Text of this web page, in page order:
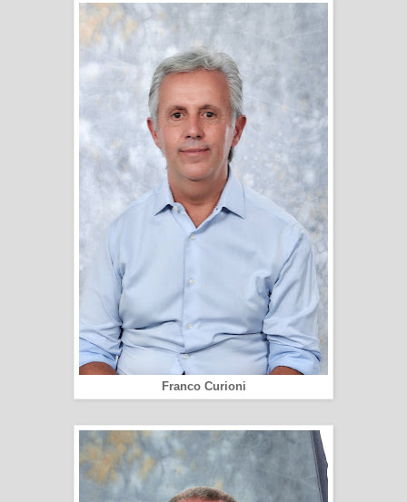
Franco Curioni